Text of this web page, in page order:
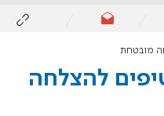
מובטחת
להצלחה